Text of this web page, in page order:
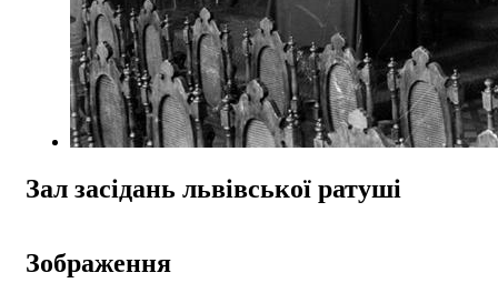
Зал засідань львівської ратуші
Зображення